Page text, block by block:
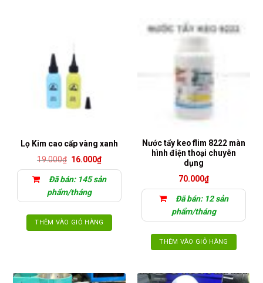
Lọ Kim cao cấp vàng xanh
19.000₫ Giá
19.000₫.
16.000₫Giá
tại
là:
Đã bán: 145 sản
phẩm/tháng
THÊM VÀO GIỎ HÀNG
Nước tẩy keo flim 8222 màn
hình điện thoại chuyên
dụng
70.000₫
Đã bán: 12 sản
phẩm/tháng
THÊM VÀO GIỎ HÀNG